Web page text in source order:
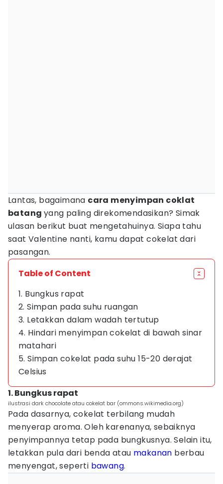
Lantas, bagaimana cara menyimpan coklat
batang yang paling direkomendasikan? Simak
ulasan berikut buat mengetahuinya. Siapa tahu
saat Valentine nanti, kamu dapat cokelat dari
pasangan.
Table of Content
1. Bungkus rapat
2. Simpan pada suhu ruangan
3. Letakkan dalam wadah tertutup
4. Hindari menyimpan cokelat di bawah sinar
matahari
5. Simpan cokelat pada suhu 15-20 derajat
Celsius
1. Bungkus rapat
ilustrasi dark chocolate atau cokelat bar (ommons.wikimedia.org)
Pada dasarnya, cokelat terbilang mudah
menyerap aroma. Oleh karenanya, sebaiknya
penyimpannya tetap pada bungkusnya. Selain itu,
letakkan pula dari benda atau makanan berbau
menyengat, seperti bawang.